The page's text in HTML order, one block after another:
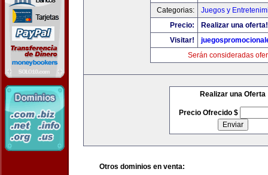
Categorias:
Juegos y
Precio:
Realizar una oferta!
Visitar!
Serán consideradas
Realizar una Oferta
Precio Ofrecido $
Otros dominios en venta: